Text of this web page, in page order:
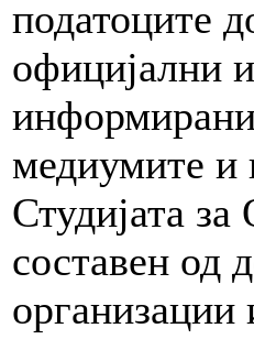
податоците
официјални
информирани
медиумите и
Студијата
составен од
организации